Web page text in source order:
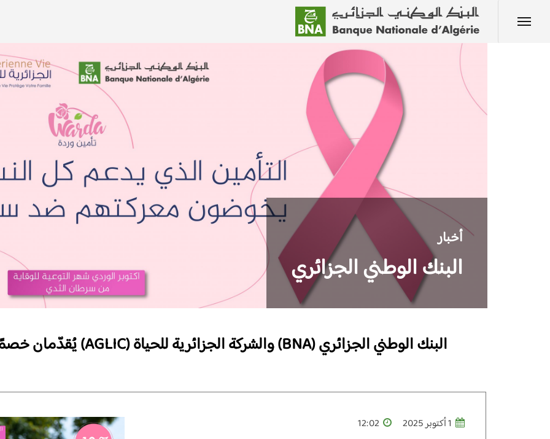
أخبار
البنك الوطني الجزائري
البنك الوطني الجزائري (BNA) والشركة الجزائرية للحياة (AGLIC) يُقدّمان خصمًا بنسبة 10% على تأمين “وردة”